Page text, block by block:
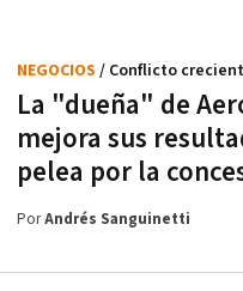
La "dueña" de
mejora sus
pelea por la
NEGOCIOS / Conflicto
PorAndrés Sanguinetti